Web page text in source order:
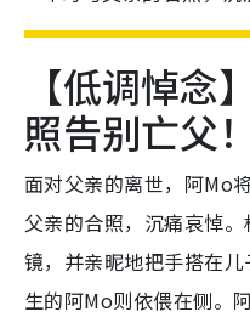
【低调悼念
照告别亡父！
面对父亲的离世，阿Mo
父亲的合照，沉痛哀悼
镜，并亲昵地把手搭在
生的阿Mo则依偎在侧。